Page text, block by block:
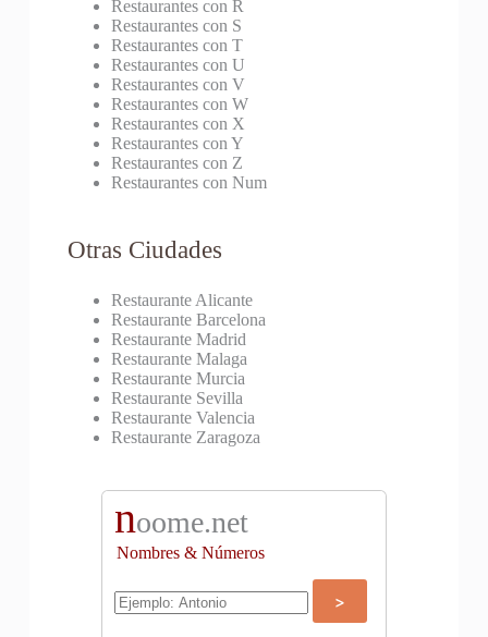
Restaurantes con R
Restaurantes con S
Restaurantes con T
Restaurantes con U
Restaurantes con V
Restaurantes con W
Restaurantes con X
Restaurantes con Y
Restaurantes con Z
Restaurantes con Num
Otras Ciudades
Restaurante Alicante
Restaurante Barcelona
Restaurante Madrid
Restaurante Malaga
Restaurante Murcia
Restaurante Sevilla
Restaurante Valencia
Restaurante Zaragoza
noome.net
Nombres & Números